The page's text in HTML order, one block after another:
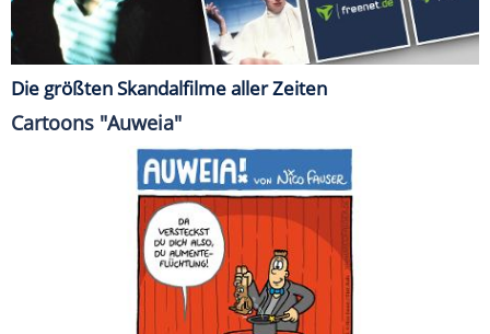
Die größten Skandalfilme aller Zeiten
Cartoons "Auweia"